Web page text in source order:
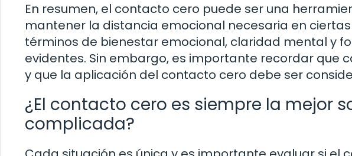
En resumen, el contacto cero puede ser una
mantener la distancia emocional necesaria en ciertas
términos de bienestar emocional, claridad mental y
evidentes. Sin embargo, es importante recordar que
y que la aplicación del contacto cero debe ser
¿El contacto cero es siempre la mejor
complicada?